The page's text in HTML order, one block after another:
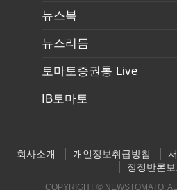
뉴스북
뉴스리듬
토마토증권통 Live
IB토마토
회사소개 개인정보취급방침
정정반론보
COPYRIGHT © NEWSTOMATO.